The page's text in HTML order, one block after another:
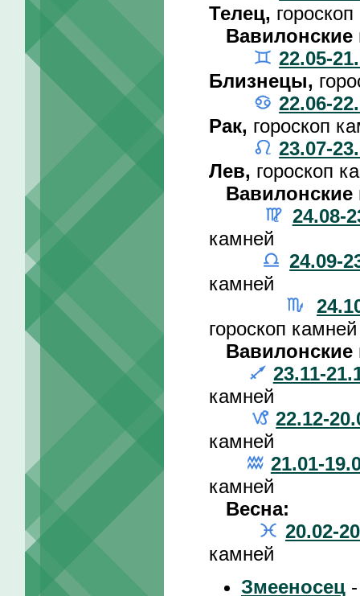
Телец,
22.05-
Близнецы,
22.06-
Рак, гороскоп
23.07-
Лев, гороскоп
24.08-
камней
24.09-
камней
гороскоп камней
23.11-
камней
22.12-
камней
21.01-
камней
Весна:
20.02-
камней
Змееносец